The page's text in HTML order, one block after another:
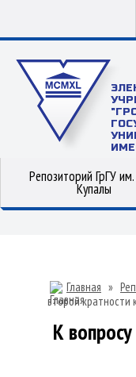
Репозиторий ГрГУ им.
Купалы
Главная »
второй кратности
К